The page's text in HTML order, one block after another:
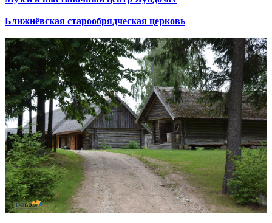
Ближнёвская старообрядческая церковь